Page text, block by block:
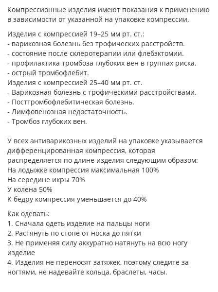
Компрессионные изделия имеют показания к применению
в зависимости от указанной на упаковке компрессии.
Изделия с компрессией 19–25 мм рт. ст.:
- варикозная болезнь без трофических расстройств.
- состояние после склеротерапии или флебэктомии.
- профилактика тромбоза глубоких вен в группах риска.
- острый тромбофлебит.
Изделия с компрессией 25–40 мм рт. ст.
- Варикозная болезнь с трофическими расстройствами.
- Посттромбофлебитическая болезнь.
- Лимфовенозная недостаточность.
- Тромбоз глубоких вен.
У всех антиварикозных изделий на упаковке указывается
дифференцированная компрессия, которая
распределяется по длине изделия следующим образом:
На лодыжке компрессия максимальная 100%
На середине икры 70%
У колена 50%
К бедру компрессия уменьшается до 40%
Как одевать:
1. Сначала одеть изделие на пальцы ноги
2. Растянуть по стопе от носка до пятки
3. Не применяя силу аккуратно натянуть на всю ногу
изделие
4. Изделия не переносят затяжек, поэтому следите за
ногтями, не надевайте кольца, браслеты, часы.